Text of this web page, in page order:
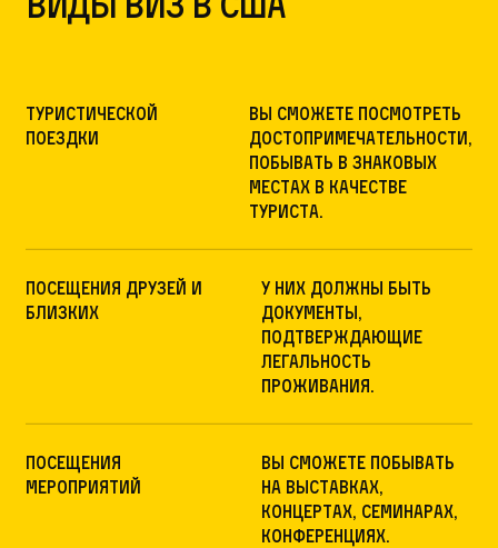
туристической
поездки
вы сможете посмотреть
достопримечательности,
побывать в знаковых
местах в качестве
туриста.
посещения друзей и
близких
у них должны быть
документы,
подтверждающие
легальность
проживания.
посещения
мероприятий
вы сможете побывать
на выставках,
концертах, семинарах,
конференциях.